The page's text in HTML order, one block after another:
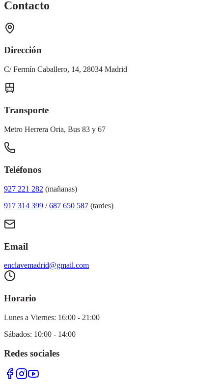
Contacto
Dirección
C/ Fermín Caballero, 14, 28034 Madrid
Transporte
Metro Herrera Oria, Bus 83 y 67
Teléfonos
927 221 282 (mañanas)
917 314 399 /687 650 587 (tardes)
Email
enclavemadrid@gmail.com
Horario
Lunes a Viernes: 16:00 - 21:00
Sábados: 10:00 - 14:00
Redes sociales